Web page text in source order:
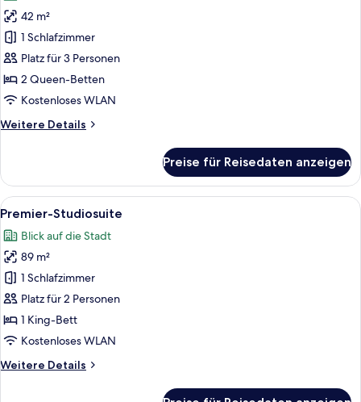
Familien-
Dreibettzimmer
anzeigen
42 m²
1 Schlafzimmer
Platz für 3 Personen
2 Queen-Betten
Kostenloses WLAN
Weitere Details
Weitere
Dreibettzimmer
Preise für Reisedaten anzeigen
Alle
Fotos
für
Premier-
Studiosuite
anzeigen
Ein Wohnzimmer mit einer Couch,
5
Premier-Studiosuite
Blick auf die Stadt
89 m²
1 Schlafzimmer
Platz für 2 Personen
1 King-Bett
Kostenloses WLAN
Weitere Details
Weitere